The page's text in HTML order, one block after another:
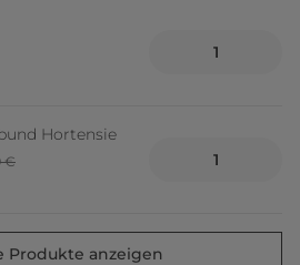
Hortensie
€
Produkte anzeigen